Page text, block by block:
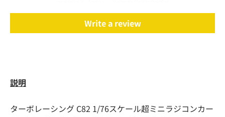
Write a review
説明
ターボレーシング C82 1/76スケール超ミニラジコンカー